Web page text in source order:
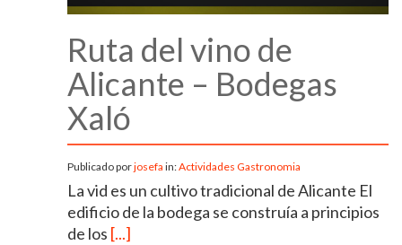
Ruta del vino de
Alicante – Bodegas
Xaló
Publicado porjosefa in:Actividades Gastronomia
La vid es un cultivo tradicional de Alicante El
edificio de la bodega se construía a principios
de los [...]